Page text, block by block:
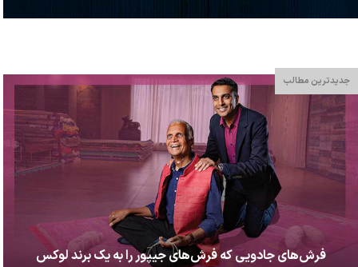
جدیدترین مطالب
فرش‌های جادویی که فرش‌های جیپور را به یک برند لوکس